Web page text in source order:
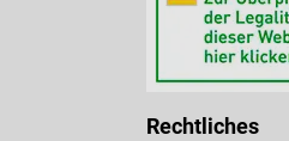
Rechtliches